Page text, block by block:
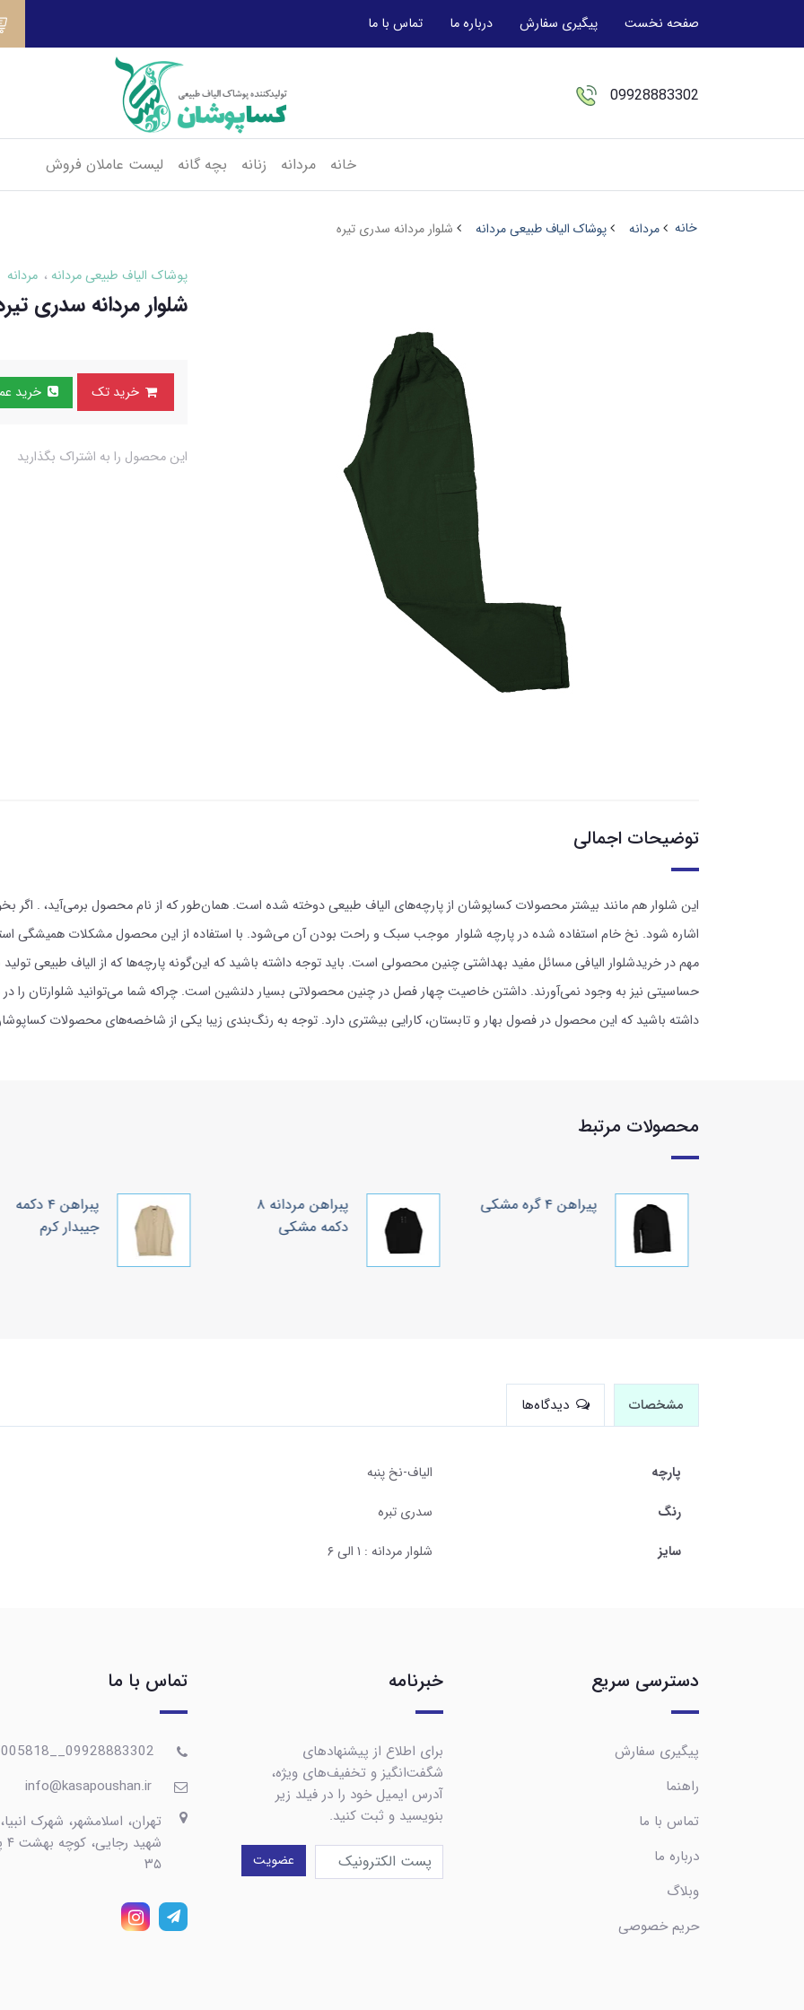
صفحه نخست پیگیری سفارش درباره ما تماس با ما
09928883302
خانه مردانه زنانه بچه گانه لیست عاملان فروش
خانه مردانه پوشاک الیاف طبیعی مردانه شلوار مردانه سدری تیره
پوشاک الیاف طبیعی مردانه مردانه
شلوار مردانه سدری
خرید تک خرید عمده
این محصول را به اشتراک بگذارید
توضیحات اجمالی
این شلوار هم مانند بیشتر محصولات کساپوشان از پارچه‌های الیاف طبیعی دوخته شده است. همان‌طور که از نام محصول برمی‌آید، . اگر
اشاره شود. نخ خام استفاده شده در پارچه شلوار موجب سبک و راحت بودن آن می‌شود. با استفاده از این محصول مشکلات همیشگی
مهم در خریدشلوار الیافی مسائل مفید بهداشتی چنین محصولی است. باید توجه داشته باشید که این‌گونه پارچه‌ها که از الیاف طبیعی
حساسیتی نیز به وجود نمی‌آورند. داشتن خاصیت چهار فصل در چنین محصولاتی بسیار دلنشین است. چراکه شما می‌توانید شلوارتان را
داشته باشید که این محصول در فصول بهار و تابستان، کارایی بیشتری دارد. توجه به رنگ‌بندی زیبا یکی از شاخصه‌های محصولات
محصولات مرتبط
پیراهن ۴ گره مشکی
پبراهن مردانه ۸
دکمه مشکی
پبراهن ۴ دکمه
جیبدار کرم
مشخصات دیدگاه‌ها
پارچه
الیاف-نخ پنبه
رنگ
سدری تبره
سایز
شلوار مردانه : ۱ الی ۶
دسترسی سریع
پیگیری سفارش
راهنما
تماس با ما
درباره ما
وبلاگ
حریم خصوصی
خبرنامه
برای اطلاع از پیشنهادهای
شگفت‌انگیز و تخفیف‌های ویژه،
آدرس ایمیل خود را در فیلد زیر
بنویسید و ثبت کنید.
عضویت
تماس با ما
تهران، اسلامشهر، شهرک
۳۵